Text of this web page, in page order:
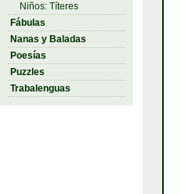
Niños: Títeres
Fábulas
Nanas y Baladas
Poesías
Puzzles
Trabalenguas